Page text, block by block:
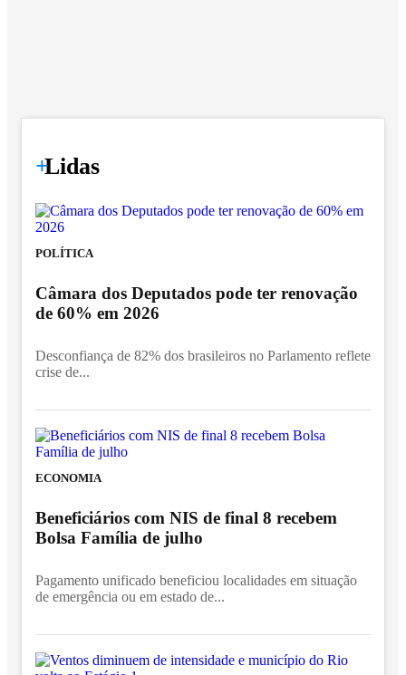
+
Lidas
POLÍTICA
Câmara dos Deputados pode ter renovação
de 60% em 2026
Desconfiança de 82% dos brasileiros no Parlamento reflete
crise de...
ECONOMIA
Beneficiários com NIS de final 8 recebem
Bolsa Família de julho
Pagamento unificado beneficiou localidades em situação
de emergência ou em estado de...